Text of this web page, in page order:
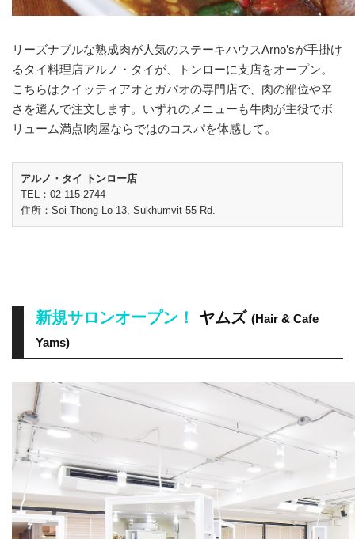
リーズナブルな熟成肉が人気のステーキハウスArno’sが手掛け
るタイ料理店アルノ・タイが、トンローに支店をオープン。
こちらはクイッティアオとガパオの専門店で、肉の部位や辛
さを選んで注文します。いずれのメニューも牛肉が主役でボ
リューム満点!肉屋ならではのコスパを体感して。
アルノ・タイ トンロー店
TEL：02-115-2744
住所：Soi Thong Lo 13, Sukhumvit 55 Rd.
新規サロンオープン！ ヤムズ (Hair & Cafe
Yams)